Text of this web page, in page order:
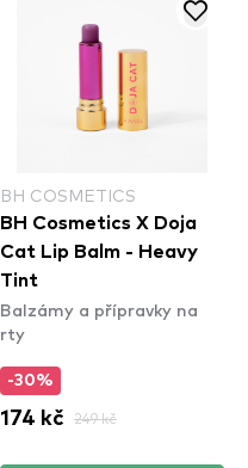
BH COSMETICS
BH Cosmetics X Doja
Cat Lip Balm - Heavy
Tint
Balzámy a přípravky na
rty
-30%
174 kč 249 kč